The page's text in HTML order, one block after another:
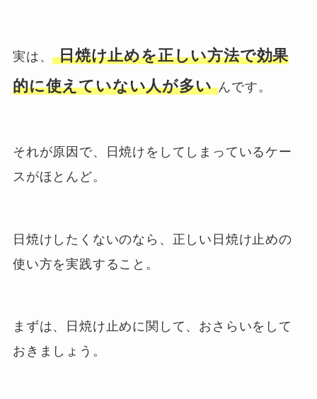
実は、 日焼け止めを正しい方法で効果
的に使えていない人が多い んです。
それが原因で、日焼けをしてしまっているケー
スがほとんど。
日焼けしたくないのなら、正しい日焼け止めの
使い方を実践すること。
まずは、日焼け止めに関して、おさらいをして
おきましょう。